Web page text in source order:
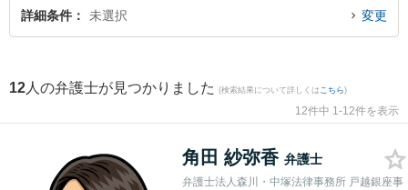
執行者の選任を法律相談できる品川区内の弁護士に相談予約したい』などでお
詳細条件 未選択 変更
12 人の弁護士が見つかりました (検索結果について詳しくは こちら)
12件中 1-12件を表示
角田 紗弥香 弁護士
弁護士法人森川・中塚法律事務所 戸越銀座事